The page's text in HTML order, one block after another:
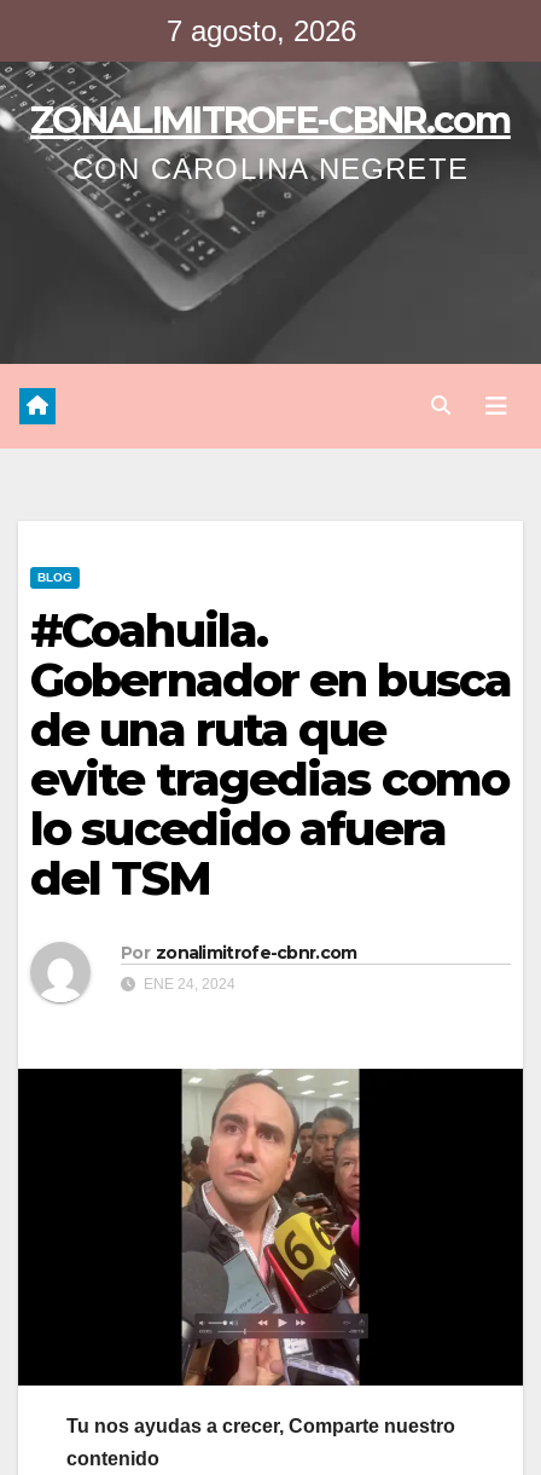
contenido
7 agosto, 2026
ZONALIMITROFE-CBNR.com
CON CAROLINA NEGRETE
BLOG
#Coahuila.
Gobernador en busca
de una ruta que
evite tragedias como
lo sucedido afuera
del TSM
Por zonalimitrofe-cbnr.com
ENE 24, 2024
Tu nos ayudas a crecer, Comparte nuestro
contenido